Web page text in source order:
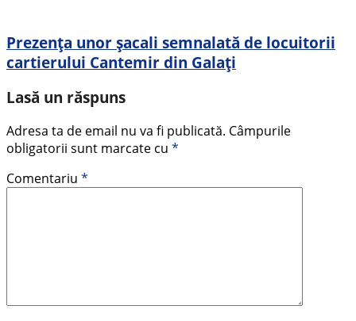
Prezența unor șacali semnalată de locuitorii
cartierului Cantemir din Galați
Lasă un răspuns
Adresa ta de email nu va fi publicată. Câmpurile
obligatorii sunt marcate cu *
Comentariu *